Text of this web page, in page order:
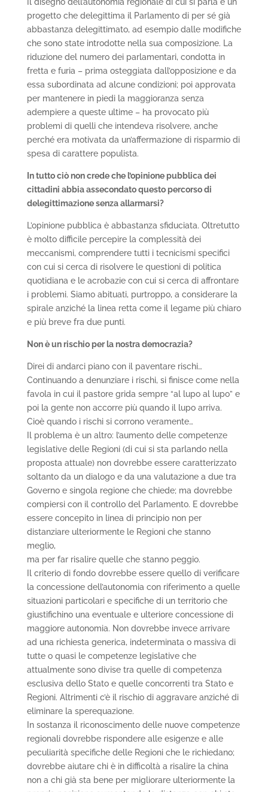
Il disegno dell’autonomia regionale di cui si parla è un
progetto che delegittima il Parlamento di per sé già
abbastanza delegittimato, ad esempio dalle modifiche
che sono state introdotte nella sua composizione. La
riduzione del numero dei parlamentari, condotta in
fretta e furia – prima osteggiata dall’opposizione e da
essa subordinata ad alcune condizioni; poi approvata
per mantenere in piedi la maggioranza senza
adempiere a queste ultime – ha provocato più
problemi di quelli che intendeva risolvere, anche
perché era motivata da un’affermazione di risparmio di
spesa di carattere populista.
In tutto ciò non crede che l’opinione pubblica dei
cittadini abbia assecondato questo percorso di
delegittimazione senza allarmarsi?
L’opinione pubblica è abbastanza sfiduciata. Oltretutto
è molto difficile percepire la complessità dei
meccanismi, comprendere tutti i tecnicismi specifici
con cui si cerca di risolvere le questioni di politica
quotidiana e le acrobazie con cui si cerca di affrontare
i problemi. Siamo abituati, purtroppo, a considerare la
spirale anziché la linea retta come il legame più chiaro
e più breve fra due punti.
Non è un rischio per la nostra democrazia?
Direi di andarci piano con il paventare rischi…
Continuando a denunziare i rischi, si finisce come nella
favola in cui il pastore grida sempre “al lupo al lupo” e
poi la gente non accorre più quando il lupo arriva.
Cioè quando i rischi si corrono veramente…
Il problema è un altro: l’aumento delle competenze
legislative delle Regioni (di cui si sta parlando nella
proposta attuale) non dovrebbe essere caratterizzato
soltanto da un dialogo e da una valutazione a due tra
Governo e singola regione che chiede; ma dovrebbe
compiersi con il controllo del Parlamento. E dovrebbe
essere concepito in linea di principio non per
distanziare ulteriormente le Regioni che stanno
meglio,
ma per far risalire quelle che stanno peggio.
Il criterio di fondo dovrebbe essere quello di verificare
la concessione dell’autonomia con riferimento a quelle
situazioni particolari e specifiche di un territorio che
giustifichino una eventuale e ulteriore concessione di
maggiore autonomia. Non dovrebbe invece arrivare
ad una richiesta generica, indeterminata o massiva di
tutte o quasi le competenze legislative che
attualmente sono divise tra quelle di competenza
esclusiva dello Stato e quelle concorrenti tra Stato e
Regioni. Altrimenti c’è il rischio di aggravare anziché di
eliminare la sperequazione.
In sostanza il riconoscimento delle nuove competenze
regionali dovrebbe rispondere alle esigenze e alle
peculiarità specifiche delle Regioni che le richiedano;
dovrebbe aiutare chi è in difficoltà a risalire la china
non a chi già sta bene per migliorare ulteriormente la